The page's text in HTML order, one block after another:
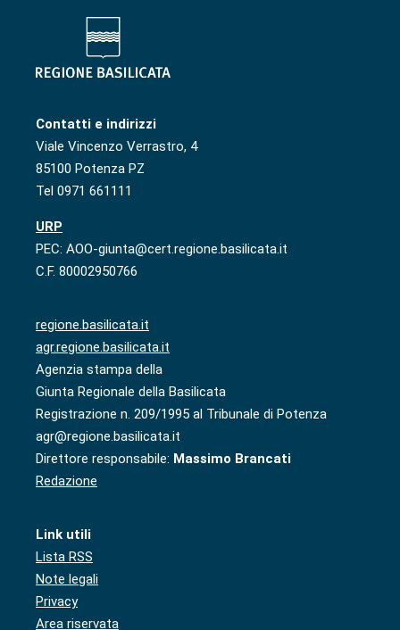
Contatti e indirizzi
Viale Vincenzo Verrastro, 4
85100 Potenza PZ
Tel 0971 661111
URP
PEC: AOO-giunta@cert.regione.basilicata.it
C.F. 80002950766
regione.basilicata.it
agr.regione.basilicata.it
Agenzia stampa della
Giunta Regionale della Basilicata
Registrazione n. 209/1995 al Tribunale di Potenza
agr@regione.basilicata.it
Direttore responsabile: Massimo Brancati
Redazione
Link utili
Lista RSS
Note legali
Privacy
Area riservata